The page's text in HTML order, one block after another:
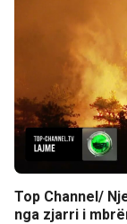
Top Channel/
nga zjarri i